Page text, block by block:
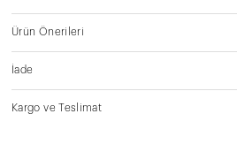
Ürün Önerileri
İade
Kargo ve Teslimat